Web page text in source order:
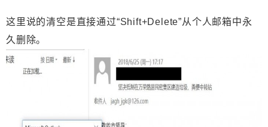
这里说的清空是直接通过“Shift+Delete”从个人邮箱中永
久删除。